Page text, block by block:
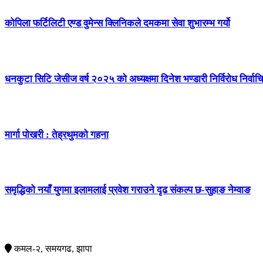
कोपिला फर्टिलिटी एण्ड वुमेन्स क्लिनिकले दमकमा सेवा शुभारम्भ गर्यो
धनकुटा सिटि जेसीज वर्ष २०२५ को अध्यक्षमा दिनेश भण्डारी निर्विरोध
मार्गा पोखरी : तेह्रथुमको गहना
समृद्धिको नयाँ युगमा इलामलाई प्रवेश गराउने दृढ संकल्प छ-सुहाङ नेम्वाङ
कमल-२, समयगढ, झापा